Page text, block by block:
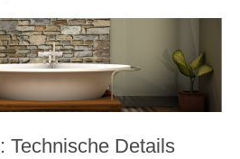
Technische Details